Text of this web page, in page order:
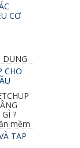
CƠ
DỤNG
●
CHO
?
mềm
TẠP